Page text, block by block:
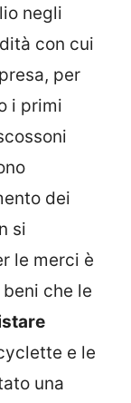
negli
con cui
per
i primi
dei
si
le merci è
che le
e le
una